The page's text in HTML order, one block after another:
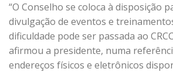
“O Conselho se coloca à disposição
divulgação de eventos e
dificuldade pode ser passada ao
afirmou a presidente, numa
endereços físicos e eletrônicos